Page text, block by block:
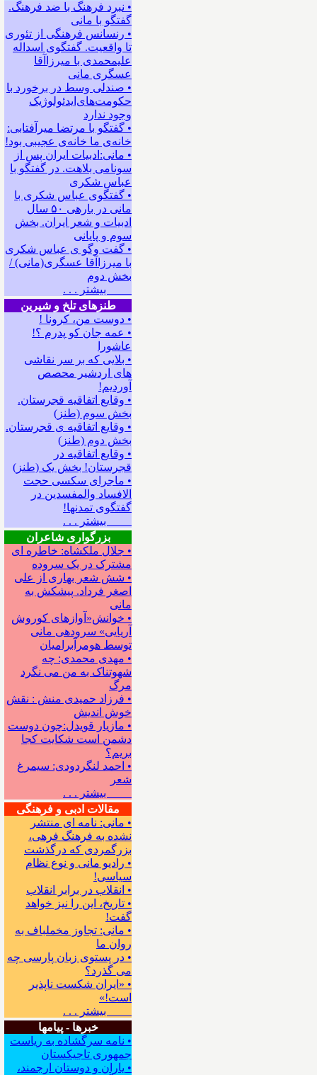
• نبرد فرهنگ با ضد فرهنگ.
گفتگو با ﻣﺎﻧﻰ
• رنسانس فرهنگی ‌از تئوری
‌تا واقعیت. گفتگوی اسداله
علیمحمدی با میرزاآقا
عسگری ‌مانی
• صندلی وسط در برخورد با
حکومت‌های‌ایدئولوژیک
وجود ندارد
• گفتگو با مرتضا میرآفتابی:
ﺧﺎﻧﻪﻯ ﻣﺎ ﺧﺎﻧﻪﻯ ﻋﺠﻴﺒﻰ ﺑﻮﺩ!
• مانی:ادبیات ایران پس از
سونامی بلاهت. در گفتگو با
عباس شکری
• گفتگوی عباس شکری با
مانی در باره‍ی ۵۰ سال
ادبیات و شعر ایران. بخش
سوم و پایانی
• گفت وگو ی عباس شکری
با میرزاآقا عسگری(مانی) /
بخش دوم
بیشتر . . .
طنزهای تلخ و شیرین
• دوست من، کرونا !
• ﻋﻤﻪ ﺟﺎﻥ ﻛﻮ ﭘﺪﺭﻡ ؟!
عاشورا
• بلایی که بر سر نقاشی
های اردشیر محصص
آوردیم!
• وقایع اتفاقیه قجرستان.
بخش سوم (طنز)
• وقایع اتفاقیه ی قجرستان.
بخش دوم (طنز)
• وقایع اتفاقیه در
قجرستان! بخش یک (طنز)
• ماجرای سکسی حجت
الافساد والمفسدین در
گفتگوی تمدنها!
بیشتر . . .
بزرگواری شاعران
• جلال ملکشاه: خاطره ای
مشترک در یک سروده
• شش شعر بهاری از علی
اصغر فرداد. پیشکش به
مانی
• خوانش«آوازهای کوروش
آریایی» سروده‍ی مانی
توسط هومرآبرامیان
• مهدی محمدی: چه
شهوتناک به من می نگرد
مرگ
• فرزاد حمیدی منش : نقش
خوش اندیش
• مازیار قویدل:چون دوست
دشمن است شکایت کجا
بریم؟
• احمد لنگردودی: سیمرغ
شعر
بیشتر . . .
مقالات ادبی و فرهنگی
• مانی: نامه ای منتشر
نشده به فرهنگ فرهی،
بزرگمردی که درگذشت
• رادیو مانی و نوع نظام
سیاسی!
• انقلاب در برابر انقلاب
• تاریخ، این را نیز خواهد
گفت!
• مانی: تجاوز مخملباف به
روان ما
• در پستوی زبان پارسی چه
می گذرد؟
• «ایران شکست ناپذیر
است!»
بیشتر . . .
خبرها - پیامها
• نامه سرگشاده به ریاست
جمهوری تاجیکستان
• یاران و دوستان ارجمند،